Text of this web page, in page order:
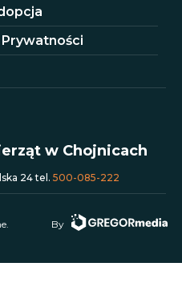
w Chojnicach
24 tel. 500-085-222
By